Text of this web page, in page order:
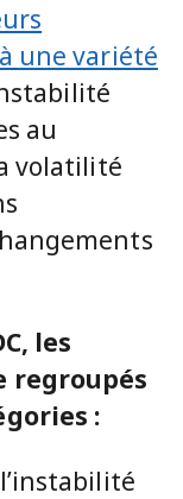
une variété
au
volatilité
les
regroupés
:
l’instabilité